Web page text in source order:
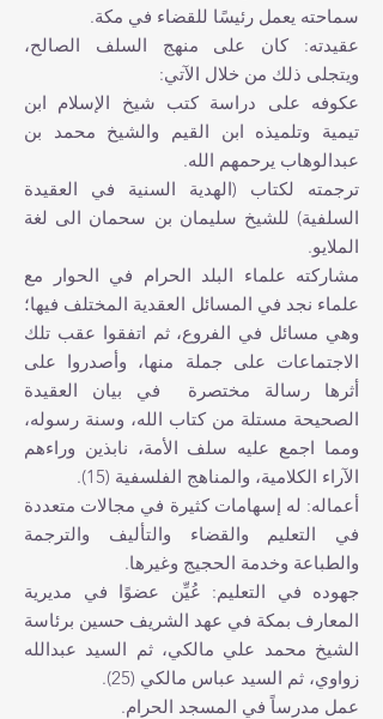
سماحته يعمل رئيسًا للقضاء في مكة.
عقيدته: كان على منهج السلف الصالح،
ويتجلى ذلك من خلال الآتي:
عكوفه على دراسة كتب شيخ‏ الإسلام ابن
تيمية وتلميذه ابن القيم والشيخ‏ محمد بن
عبدالوهاب يرحمهم الله.
ترجمته لكتاب (الهدية السنية في العقيدة
السلفية) للشيخ‏ سليمان بن سحمان الى لغة
الملايو.
مشاركته علماء البلد الحرام في الحوار مع
علماء نجد في المسائل العقدية المختلف فيها؛
وهي مسائل في الفروع، ثم اتفقوا عقب تلك
الاجتماعات على جملة منها، وأصدروا على
أثرها رسالة مختصرة ‏ في بيان العقيدة
الصحيحة مستلة من كتاب الله، وسنة رسوله،
ومما اجمع عليه سلف الأمة، نابذين وراءهم
الآراء الكلامية، والمناهج الفلسفية (15).
أعماله: له إسهامات كثيرة في مجالات متعددة
في التعليم والقضاء والتأليف والترجمة
والطباعة وخدمة الحجيج وغيرها.
جهوده في التعليم: عُيِّن عضوًا في مديرية
المعارف بمكة في عهد الشريف حسين برئاسة
الشيخ‏ محمد علي مالكي، ثم السيد عبدالله
زواوي، ثم السيد عباس مالكي (25).
عمل مدرساً في المسجد الحرام.